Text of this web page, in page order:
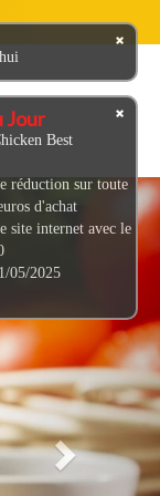
Next
Jour
Best
réduction sur toute
d'achat
site internet avec le
05/2025